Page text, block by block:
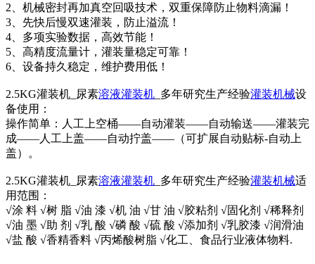
2、机械密封再加真空回吸技术，双重保障防止物料滴漏！
3、先快后慢双速灌装，防止溢流！
4、多项实验数据，高效节能！
5、高精度流量计，灌装量稳定可靠！
6、设备持久稳定，维护费用低！
2.5KG灌装机_尿素溶液灌装机 _多年研究生产经验灌装机械设
备使用：
操作简单：人工上空桶——自动灌装——自动输送——灌装完
成——人工上盖——自动拧盖——（可扩展自动贴标-自动上
盖）。
2.5KG灌装机_尿素溶液灌装机 _多年研究生产经验灌装机械适
用范围：
√涂 料 √树 脂 √油 漆 √机 油 √甘 油 √胶粘剂 √固化剂 √稀释剂
√油 墨 √助 剂 √乳 酸 √磷 酸 √硫 酸 √添加剂 √乳胶漆 √润滑油
√盐 酸 √香精香料 √丙烯酸树脂 √化工、食品行业液体物料.